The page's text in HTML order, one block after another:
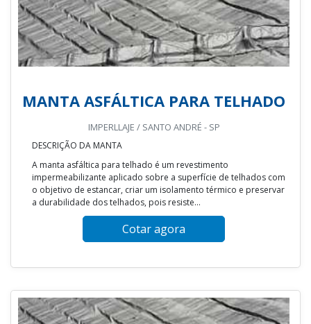
MANTA ASFÁLTICA PARA TELHADO
IMPERLLAJE / SANTO ANDRÉ - SP
DESCRIÇÃO DA MANTA
A manta asfáltica para telhado é um revestimento
impermeabilizante aplicado sobre a superfície de telhados com
o objetivo de estancar, criar um isolamento térmico e preservar
a durabilidade dos telhados, pois resiste...
Cotar agora